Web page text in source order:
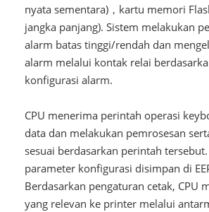
nyata sementara)，kartu memori
jangka panjang). Sistem melakukan
alarm batas tinggi/rendah dan
alarm melalui kontak relai
konfigurasi alarm.
CPU menerima perintah operasi
data dan melakukan pemrosesan
sesuai berdasarkan perintah
parameter konfigurasi disimpan di
Berdasarkan pengaturan cetak, CPU
yang relevan ke printer melalui